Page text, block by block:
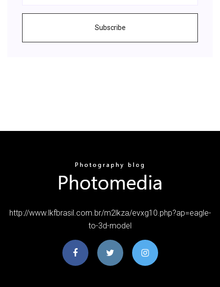
Subscribe
http://www.lkfbrasil.com.br/m2lkza/evxg10.php?ap=eagle-
to-3d-model